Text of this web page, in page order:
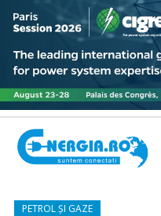
PETROL ȘI GAZE